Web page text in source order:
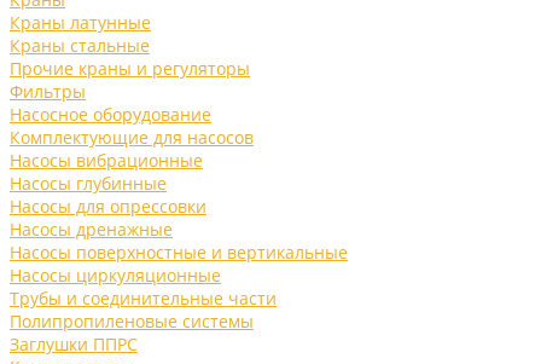
Краны латунные
Краны стальные
Прочие краны и регуляторы
Фильтры
Насосное оборудование
Комплектующие для насосов
Насосы вибрационные
Насосы глубинные
Насосы для опрессовки
Насосы дренажные
Насосы поверхностные и вертикальные
Насосы циркуляционные
Трубы и соединительные части
Полипропиленовые системы
Заглушки ППРС